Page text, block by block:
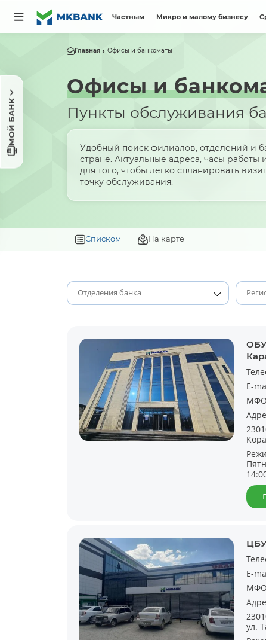
Частным Микро и малому бизнесу
МОЙ БАНК
Главная Офисы и банкоматы
Офисы и
Пункты обслуживания
Удобный поиск филиалов, отделений и
стране. Актуальные адреса, часы работы
для того, чтобы легко спланировать
точку обслуживания.
Списком На карте
E-
E-
ул.